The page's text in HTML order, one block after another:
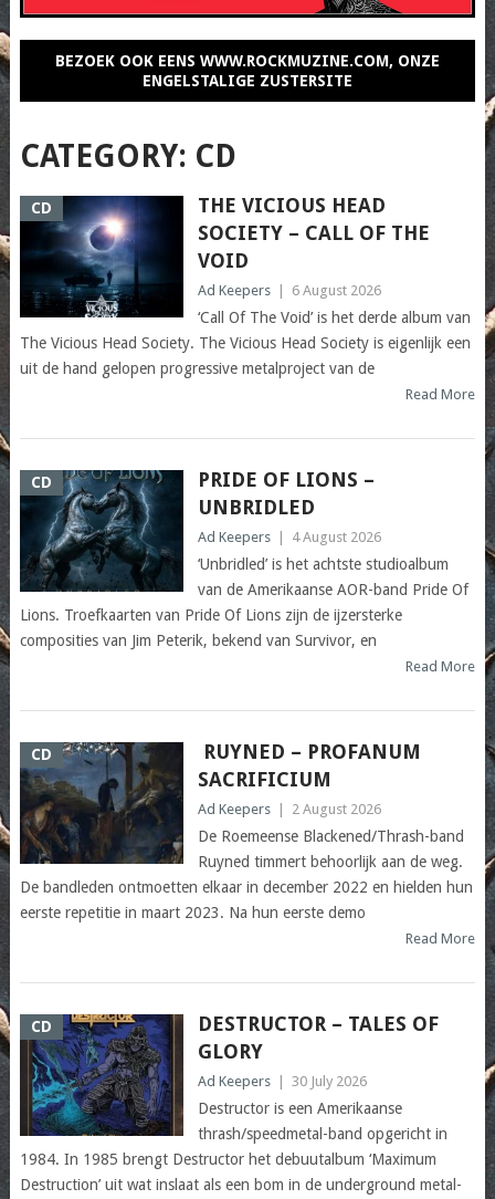
BEZOEK OOK EENS WWW.ROCKMUZINE.COM, ONZE
ENGELSTALIGE ZUSTERSITE
CATEGORY: CD
CD
THE VICIOUS HEAD
SOCIETY – CALL OF THE
VOID
Ad Keepers 6 August 2026
‘Call Of The Void’ is het derde album van
The Vicious Head Society. The Vicious Head Society is eigenlijk een
uit de hand gelopen progressive metalproject van de
Read More
CD
PRIDE OF LIONS –
UNBRIDLED
Ad Keepers 4 August 2026
‘Unbridled’ is het achtste studioalbum
van de Amerikaanse AOR-band Pride Of
Lions. Troefkaarten van Pride Of Lions zijn de ijzersterke
composities van Jim Peterik, bekend van Survivor, en
Read More
CD
RUYNED – PROFANUM
SACRIFICIUM
Ad Keepers 2 August 2026
De Roemeense Blackened/Thrash-band
Ruyned timmert behoorlijk aan de weg.
De bandleden ontmoetten elkaar in december 2022 en hielden hun
eerste repetitie in maart 2023. Na hun eerste demo
Read More
CD
DESTRUCTOR – TALES OF
GLORY
Ad Keepers 30 July 2026
Destructor is een Amerikaanse
thrash/speedmetal-band opgericht in
1984. In 1985 brengt Destructor het debuutalbum ‘Maximum
Destruction’ uit wat inslaat als een bom in de underground metal-